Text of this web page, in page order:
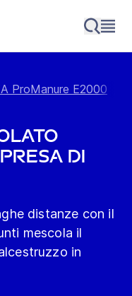
ProManure E2000
di
distanze con il
mescola il
in